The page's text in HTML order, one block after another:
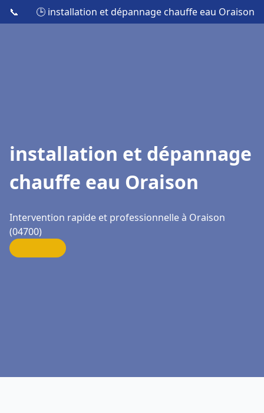
📞 🕒 installation et dépannage chauffe eau Oraison
installation et dépannage
chauffe eau Oraison
Intervention rapide et professionnelle à Oraison
(04700)